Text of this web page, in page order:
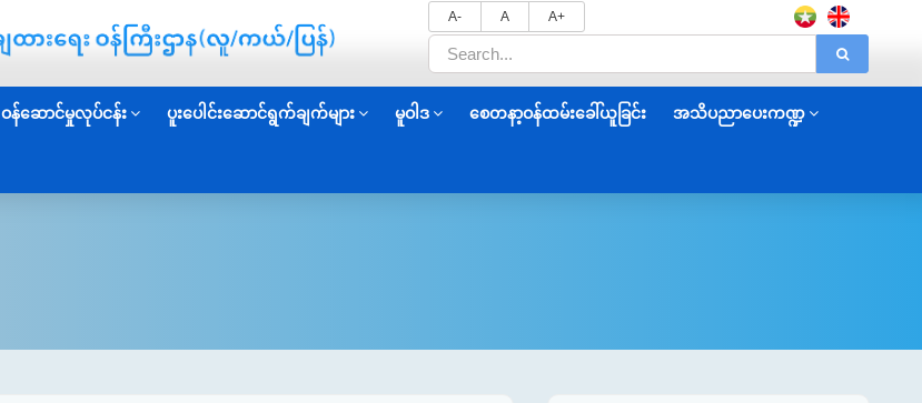
A- A A+
ဝန်ဆောင်မှုလုပ်ငန်း ပူးပေါင်းဆောင်ရွက်ချက်များ မူဝါဒ စေတနာ့ဝန်ထမ်းခေါ်ယူခြင်း အသိပညာပေးကဏ္ဍ